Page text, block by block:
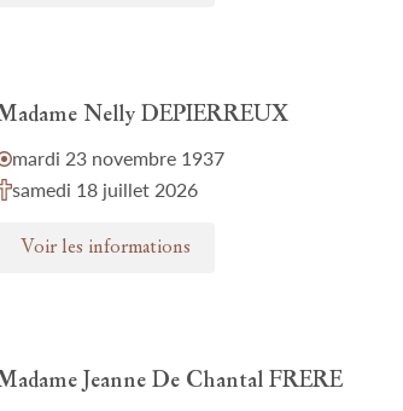
Nelly DEPIERREUX
mardi 23 novembre 1937
samedi 18 juillet 2026
Voir les informations
Jeanne De Chantal FRERE